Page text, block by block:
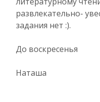
развлекательно-
задания нет :).
До воскресенья
Наташа